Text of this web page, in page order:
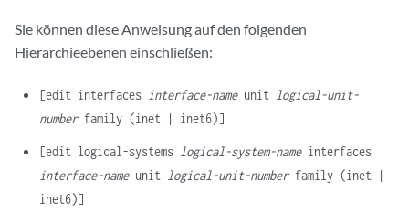
Sie können diese Anweisung auf den folgenden
Hierarchieebenen einschließen:
[edit interfaces interface-nameunit logical-unit-
numberfamily (inet | inet6)]
[edit logical-systems logical-system-nameinterfaces
interface-nameunit logical-unit-numberfamily (inet |
inet6)]